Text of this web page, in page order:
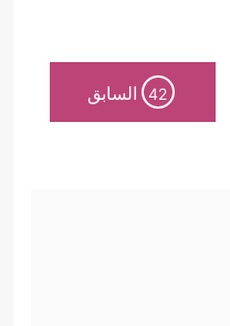
42 السابق